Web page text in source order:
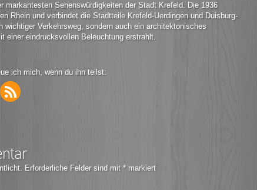
markantesten Sehenswürdigkeiten der Stadt Krefeld. Die 1936
Rhein und verbindet die Stadtteile Krefeld-Uerdingen und Duisburg-
wichtiger Verkehrsweg, sondern auch ein architektonisches
einer eindrucksvollen Beleuchtung erstrahlt.
ich mich, wenn du ihn teilst:
Erforderliche Felder sind mit * markiert